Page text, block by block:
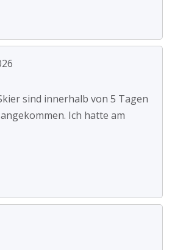
sind innerhalb von 5 Tagen
Ich hatte am